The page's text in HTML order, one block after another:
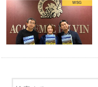
WSG